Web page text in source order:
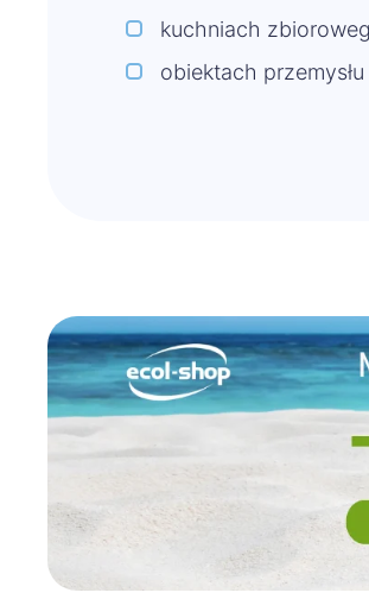
kuchniach
obiektach